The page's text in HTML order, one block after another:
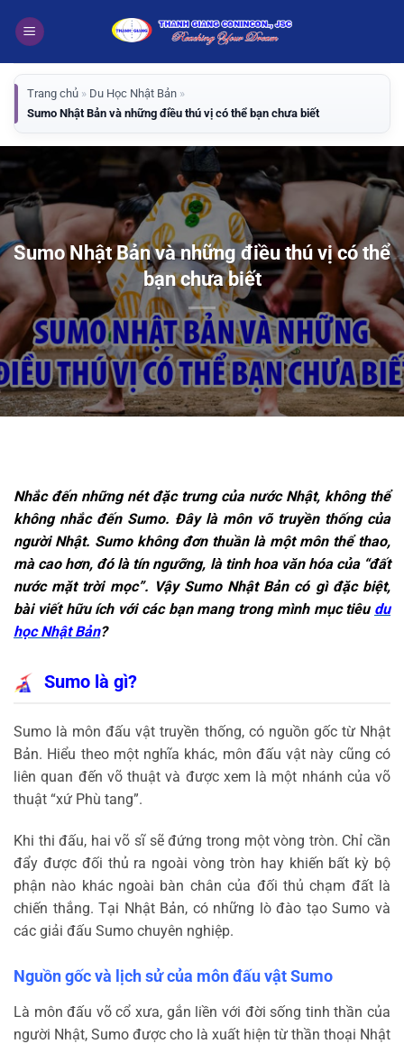
qua
dung
Trang chủ » Du Học Nhật Bản »
Sumo Nhật Bản và những điều thú vị có thể bạn chưa biết
Sumo Nhật Bản và những điều thú vị có thể
bạn chưa biết
Nhắc đến những nét đặc trưng của nước Nhật, không thể
không nhắc đến Sumo. Đây là môn võ truyền thống của
người Nhật. Sumo không đơn thuần là một môn thể thao,
mà cao hơn, đó là tín ngưỡng, là tinh hoa văn hóa của “đất
nước mặt trời mọc”. Vậy Sumo Nhật Bản có gì đặc biệt,
bài viết hữu ích với các bạn mang trong mình mục tiêu du
học Nhật Bản?
Sumo là gì?
Sumo là môn đấu vật truyền thống, có nguồn gốc từ Nhật
Bản. Hiểu theo một nghĩa khác, môn đấu vật này cũng có
liên quan đến võ thuật và được xem là một nhánh của võ
thuật “xứ Phù tang”.
Khi thi đấu, hai võ sĩ sẽ đứng trong một vòng tròn. Chỉ cần
đẩy được đối thủ ra ngoài vòng tròn hay khiến bất kỳ bộ
phận nào khác ngoài bàn chân của đối thủ chạm đất là
chiến thắng. Tại Nhật Bản, có những lò đào tạo Sumo và
các giải đấu Sumo chuyên nghiệp.
Nguồn gốc và lịch sử của môn đấu vật Sumo
Là môn đấu võ cổ xưa, gắn liền với đời sống tinh thần của
người Nhật, Sumo được cho là xuất hiện từ thần thoại Nhật